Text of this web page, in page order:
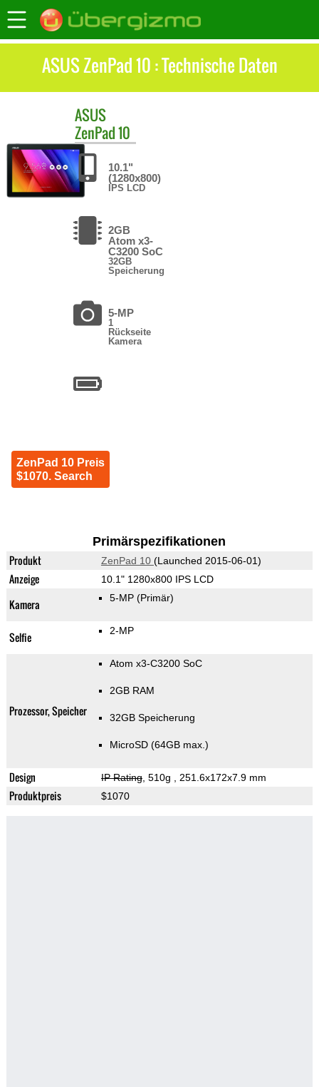
ASUS ZenPad 10 : Technische Daten
ASUS
ZenPad 10
10.1"
(1280x800)
IPS LCD
2GB
Atom x3-
C3200 SoC
32GB
Speicherung
5-MP
1
Rückseite
Kamera
ZenPad 10 Preis
$1070. Search
Primärspezifikationen
Produkt ZenPad 10 (Launched 2015-06-01)
Anzeige 10.1" 1280x800 IPS LCD
Kamera 5-MP (Primär)
Selfie 2-MP
Prozessor, Speicher
Atom x3-C3200 SoC
2GB RAM
32GB Speicherung
MicroSD (64GB max.)
Design IP Rating, 510g , 251.6x172x7.9 mm
Produktpreis $1070